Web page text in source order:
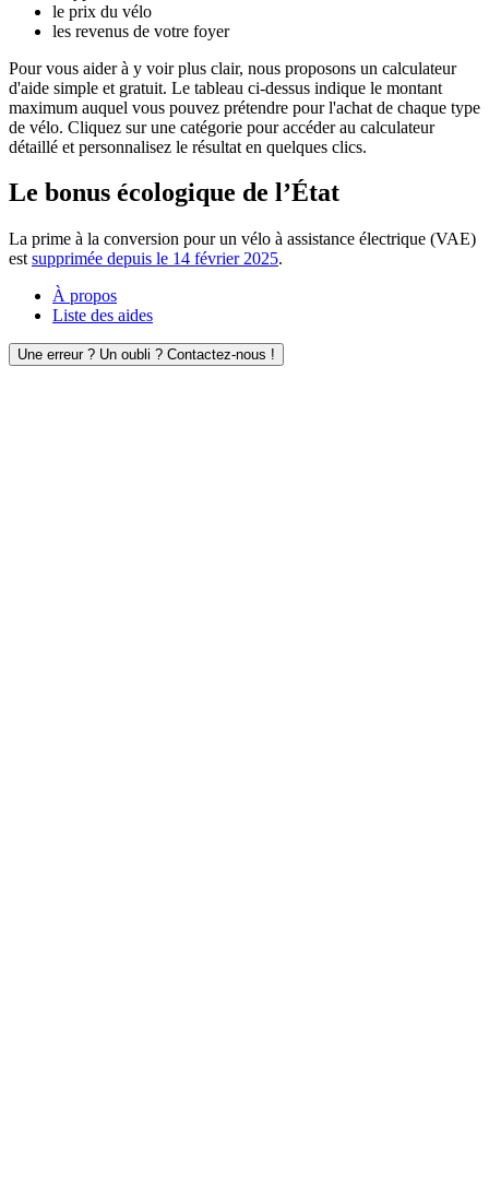
le prix du vélo
les revenus de votre foyer
Pour vous aider à y voir plus clair, nous proposons un calculateur
d'aide simple et gratuit. Le tableau ci-dessus indique le montant
maximum auquel vous pouvez prétendre pour l'achat de chaque type
de vélo. Cliquez sur une catégorie pour accéder au calculateur
détaillé et personnalisez le résultat en quelques clics.
Le bonus écologique de l’État
La prime à la conversion pour un vélo à assistance électrique (VAE)
est supprimée depuis le 14 février 2025.
À propos
Liste des aides
Une erreur ? Un oubli ? Contactez-nous !